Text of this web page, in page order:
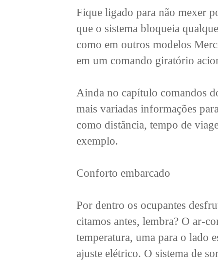
Fique ligado para não mexer
que o sistema bloqueia
como em outros modelos
em um comando giratório
Ainda no capítulo comandos
mais variadas informações
como distância, tempo de
exemplo.
Conforto embarcado
Por dentro os ocupantes
citamos antes, lembra? O ar-
temperatura, uma para o lado
ajuste elétrico. O sistema de